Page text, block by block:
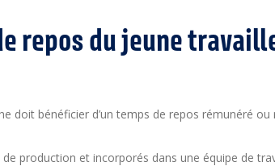
repos du jeune
doit bénéficier d’un temps de repos rémunéré ou
production et incorporés dans une équipe de